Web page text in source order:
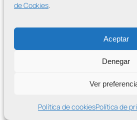
de Cookies.
Aceptar
Denegar
Ver
Política de cookiesPolítica de
Contra la Criminalización de la
WordPress